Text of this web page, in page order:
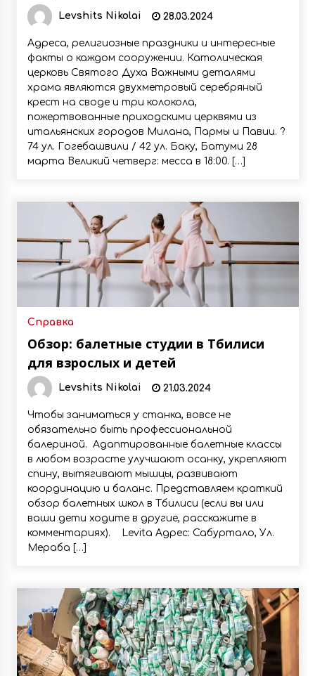
Levshits Nikolai 28.03.2024
Адреса, религиозные праздники и интересные
факты о каждом сооружении. Католическая
церковь Святого Духа Важными деталями
храма являются двухметровый серебряный
крест на своде и три колокола,
пожертвованные приходскими церквями из
итальянских городов Милана, Пармы и Павии. ?
74 ул. Гогебашвили / 42 ул. Баку, Батуми 28
марта Великий четверг: месса в 18:00. […]
Справка
Обзор: балетные студии в Тбилиси
для взрослых и детей
Levshits Nikolai 21.03.2024
Чтобы заниматься у станка, вовсе не
обязательно быть профессиональной
балериной. Адаптированные балетные классы
в любом возрасте улучшают осанку, укрепляют
спину, вытягивают мышцы, развивают
координацию и баланс. Представляем краткий
обзор балетных школ в Тбилиси (если вы или
ваши дети ходите в другие, расскажите в
комментариях). Levita Адрес: Сабуртало, Ул.
Мераба […]